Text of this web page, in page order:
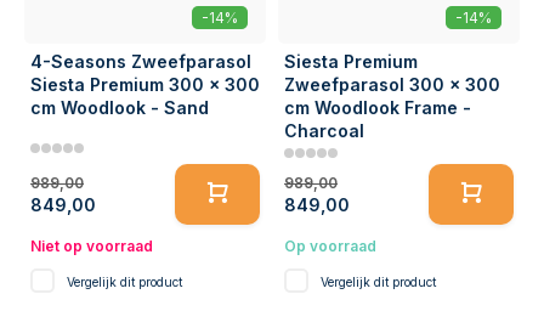
-14%
4-Seasons Zweefparasol
Siesta Premium 300 x 300
cm Woodlook - Sand
989,00
849,00
Niet op voorraad
Vergelijk dit product
-14%
Siesta Premium
Zweefparasol 300 x 300
cm Woodlook Frame -
Charcoal
989,00
849,00
Op voorraad
Vergelijk dit product